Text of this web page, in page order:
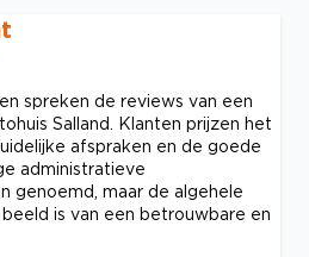
spreken de reviews van een
Salland. Klanten prijzen het
afspraken en de goede
administratieve
genoemd, maar de algehele
is van een betrouwbare en